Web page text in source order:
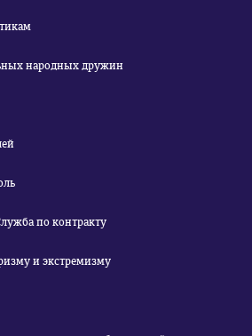
народных дружин
по контракту
и экстремизму